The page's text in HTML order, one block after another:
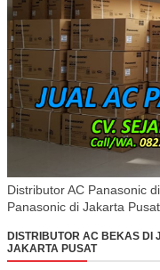
Distributor AC Panasonic
Panasonic di Jakarta Pusat
DISTRIBUTOR AC BEKAS DI
JAKARTA PUSAT